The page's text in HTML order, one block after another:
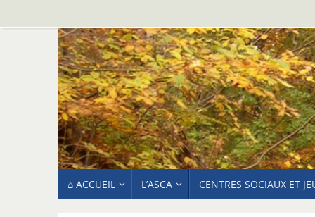
au
AU⌂ ACCUEIL L’ASCA CENTRES SOCIAUX ET